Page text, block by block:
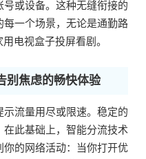
或设备。这种无缝衔接的
一个场景，无论是通勤路
电视盒子投屏看剧。
别焦虑的畅快体验
流量用尽或限速。稳定的
此基础上，智能分流技术
的网络活动：当你打开优